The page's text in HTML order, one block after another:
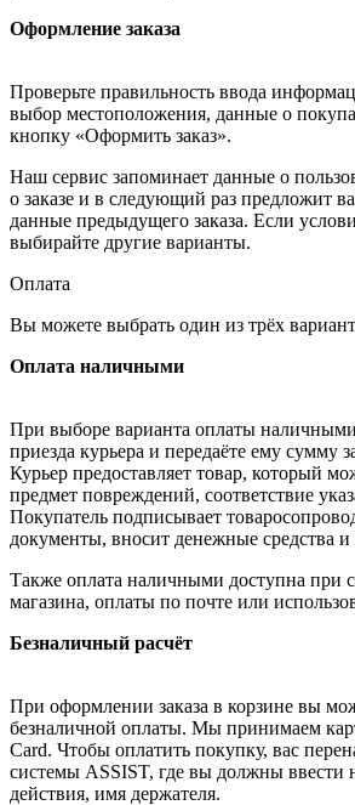
Оформление заказа
Проверьте правильность ввода
выбор местоположения, данные о
кнопку «Оформить заказ».
Наш сервис запоминает данные о
о заказе и в следующий раз предложит
данные предыдущего заказа. Если
выбирайте другие варианты.
Оплата
Вы можете выбрать один из трёх
Оплата наличными
При выборе варианта оплаты
приезда курьера и передаёте ему сумму
Курьер предоставляет товар, который
предмет повреждений, соответствие
Покупатель подписывает
документы, вносит денежные средства и
Также оплата наличными доступна при
магазина, оплаты по почте или
Безналичный расчёт
При оформлении заказа в корзине вы
безналичной оплаты. Мы принимаем
Card. Чтобы оплатить покупку, вас
системы ASSIST, где вы должны ввести
действия, имя держателя.